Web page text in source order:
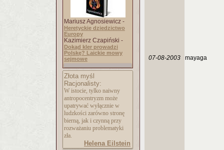
Mariusz Agnosiewicz -
Heretyckie dziedzictwo
Europy
Kazimierz Czapiński -
Dokąd kler prowadzi
Polskę? Laickie mowy
sejmowe
Złota myśl
Racjonalisty:
W istocie, tylko naiwny
antropocentryzm może
upatrywać wyłącznie w
ludzkości zarówno stronę
bierną, jak i czynną przy
rozważaniu problematyki
zła.
Helena Eilstein
07-08-2003 mayaga